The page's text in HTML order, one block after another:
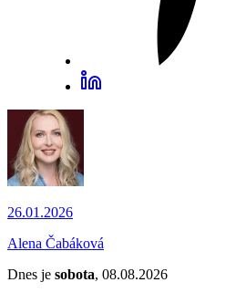
26.01.2026
Alena Čabáková
Dnes je sobota, 08.08.2026